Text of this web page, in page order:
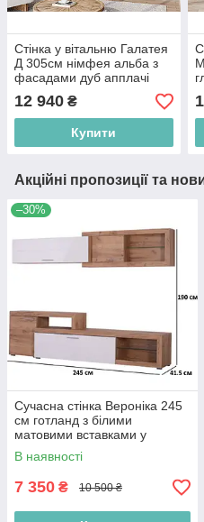
Стінка у вітальню Галатея
Д 305см німфея альба з
фасадами дуб апплачі
12 940 ₴
Купити
Акційні пропозиції та
–30%
Сучасна стінка Вероніка 245
см готланд з білими
матовими вставками у
вітальню
В наявності
7 350 ₴ 10 500 ₴